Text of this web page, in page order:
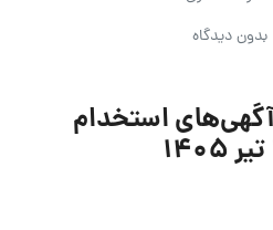
بدون دیدگاه
استخدام